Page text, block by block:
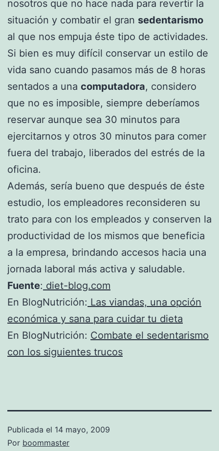
nosotros que no hace nada para revertir la
situación y combatir el gran sedentarismo
al que nos empuja éste tipo de actividades.
Si bien es muy difícil conservar un estilo de
vida sano cuando pasamos más de 8 horas
sentados a una computadora, considero
que no es imposible, siempre deberíamos
reservar aunque sea 30 minutos para
ejercitarnos y otros 30 minutos para comer
fuera del trabajo, liberados del estrés de la
oficina.
Además, sería bueno que después de éste
estudio, los empleadores reconsideren su
trato para con los empleados y conserven la
productividad de los mismos que beneficia
a la empresa, brindando accesos hacia una
jornada laboral más activa y saludable.
Fuente: diet-blog.com
En BlogNutrición: Las viandas, una opción
económica y sana para cuidar tu dieta
En BlogNutrición: Combate el sedentarismo
con los siguientes trucos
Publicada el 14 mayo, 2009
Por boommaster